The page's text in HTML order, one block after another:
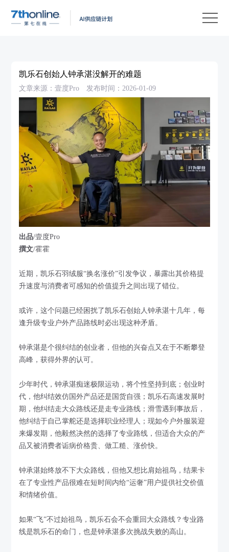
凯乐石创始人钟承湛没解开的难题
文章来源：壹度Pro 发布时间：2026-01-09
出品/壹度Pro
撰文/霍霍
近期，凯乐石羽绒服“换名涨价”引发争议，暴露出其价格提
升速度与消费者可感知的价值提升之间出现了错位。
或许，这个问题已经困扰了凯乐石创始人钟承湛十几年，每
逢升级专业户外产品路线时必出现这种矛盾。
钟承湛是个很纠结的创业者，但他的兴奋点又在于不断攀登
高峰，获得外界的认可。
少年时代，钟承湛痴迷极限运动，将个性坚持到底；创业时
代，他纠结效仿国外产品还是国货自强；凯乐石高速发展时
期，他纠结走大众路线还是走专业路线；滑雪遇到事故后，
他纠结于自己掌舵还是选择职业经理人；现如今户外服装迎
来爆发期，他毅然决然的选择了专业路线，但适合大众的产
品又被消费者诟病价格贵、做工糙、涨价快。
钟承湛始终放不下大众路线，但他又想比肩始祖鸟，结果卡
在了专业性产品很难在短时间内给“运奢”用户提供社交价值
和情绪价值。
如果“飞”不过始祖鸟，凯乐石会不会重回大众路线？专业路
线是凯乐石的命门，也是钟承湛多次挑战失败的高山。